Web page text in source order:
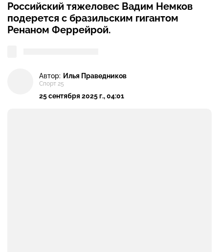
Российский тяжеловес Вадим Немков
подерется с бразильским гигантом
Ренаном Феррейрой.
Автор: Илья Праведников
Спорт 25
25 сентября 2025 г., 04:01